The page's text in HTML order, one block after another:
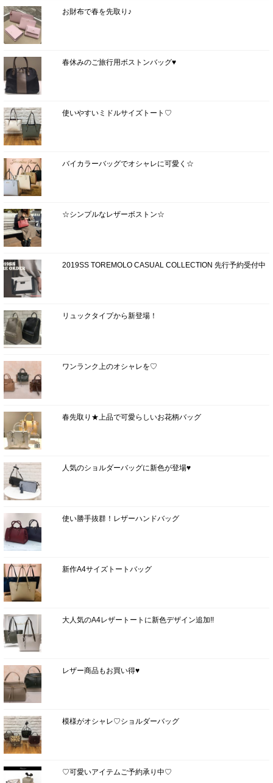
お財布で春を先取り♪
春休みのご旅行用ボストンバッグ♥
使いやすいミドルサイズトート♡
バイカラーバッグでオシャレに可愛く☆
☆シンプルなレザーボストン☆
2019SS TOREMOLO CASUAL COLLECTION 先行予約受付中
リュックタイプから新登場！
ワンランク上のオシャレを♡
春先取り★上品で可愛らしいお花柄バッグ
人気のショルダーバッグに新色が登場♥
使い勝手抜群！レザーハンドバッグ
新作A4サイズトートバッグ
大人気のA4レザートートに新色デザイン追加!!
レザー商品もお買い得♥
模様がオシャレ♡ショルダーバッグ
♡可愛いアイテムご予約承り中♡